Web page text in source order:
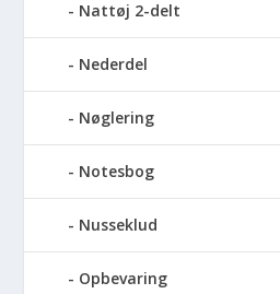
Nattøj 2-delt
Nederdel
Nøglering
Notesbog
Nusseklud
Opbevaring